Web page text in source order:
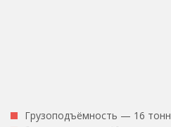
Грузоподъёмность — 16 тонн